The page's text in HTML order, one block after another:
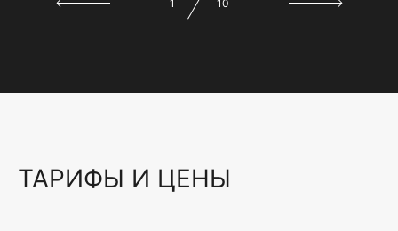
1 10
ТАРИФЫ И ЦЕНЫ